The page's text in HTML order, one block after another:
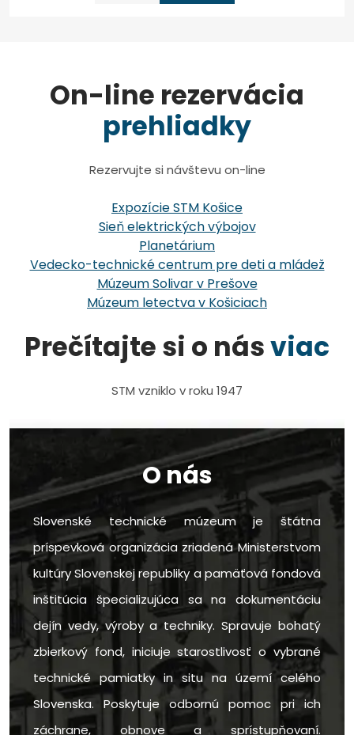
On-line rezervácia
prehliadky
Rezervujte si návštevu on-line
Expozície STM Košice
Sieň elektrických výbojov
Planetárium
Vedecko-technické centrum pre deti a mládež
Múzeum Solivar v Prešove
Múzeum letectva v Košiciach
Prečítajte si o násviac
STM vzniklo v roku 1947
O nás
Slovenské technické múzeum je štátna
príspevková organizácia zriadená Ministerstvom
kultúry Slovenskej republiky a pamäťová fondová
inštitúcia špecializujúca sa na dokumentáciu
dejín vedy, výroby a techniky. Spravuje bohatý
zbierkový fond, iniciuje starostlivosť o vybrané
technické pamiatky in situ na území celého
Slovenska. Poskytuje odbornú pomoc pri ich
záchrane, obnove a sprístupňovaní.